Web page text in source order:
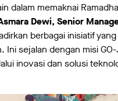
dalam memaknai
Dewi, Senior
berbagai inisiatif
Ini sejalan dengan misi
inovasi dan solusi